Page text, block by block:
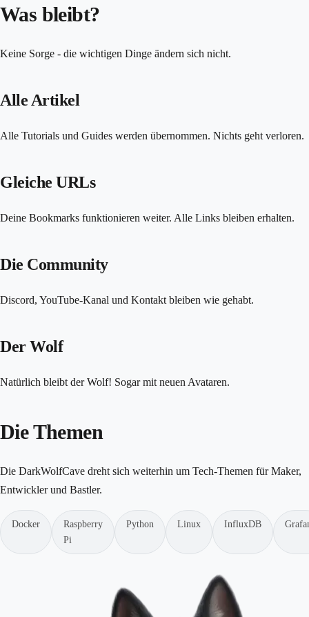
Was bleibt?
Keine Sorge - die wichtigen Dinge ändern sich nicht.
Alle Artikel
Alle Tutorials und Guides werden übernommen. Nichts geht verloren.
Gleiche URLs
Deine Bookmarks funktionieren weiter. Alle Links bleiben erhalten.
Die Community
Discord, YouTube-Kanal und Kontakt bleiben wie gehabt.
Der Wolf
Natürlich bleibt der Wolf! Sogar mit neuen Avataren.
Die Themen
Die DarkWolfCave dreht sich weiterhin um Tech-Themen für Maker,
Entwickler und Bastler.
Docker
Raspberry
Pi
Python Linux InfluxDB